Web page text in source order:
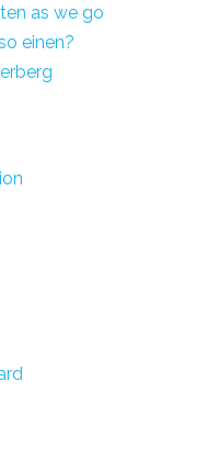
as we go
einen?